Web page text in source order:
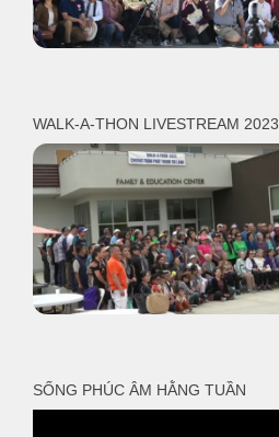
WALK-A-THON LIVESTREAM 2023
SỐNG PHÚC ÂM HẰNG TUẦN